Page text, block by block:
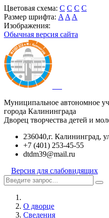
Цветовая схема: C C C C
Размер шрифта: A A A
Изображения:
Обычная версия сайта
Муниципальное автономное
города Калининграда
Дворец творчества детей и
236040,г. Калининград,
+7 (401) 253-45-55
dtdm39@mail.ru
Версия для слабовидящих
О дворце
Сведения